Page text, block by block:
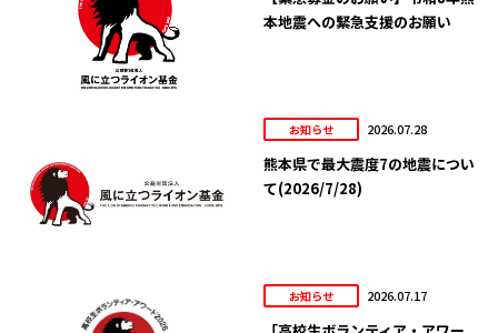
本地震への緊急支援のお願い
お知らせ 2026.07.28
熊本県で最大震度7の地震につい
て(2026/7/28)
お知らせ 2026.07.17